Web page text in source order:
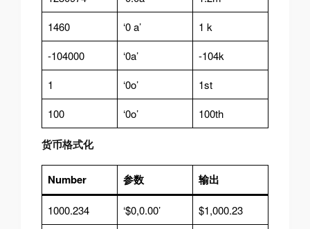
1460
‘0 a’
1 k
-104000
‘0a’
-104k
1
‘0o’
1st
100
‘0o’ 100th
货币格式化
Number 参数 输出
1000.234 ‘$0,0.00’
$1,000.23